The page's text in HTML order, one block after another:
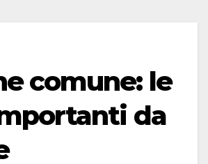
comune: le
da